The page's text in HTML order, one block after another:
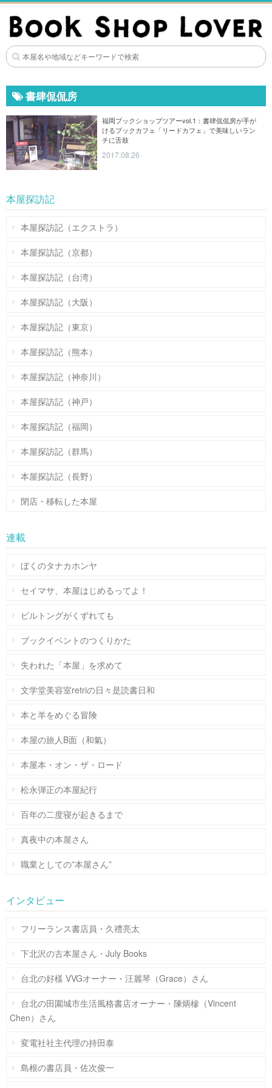
書肆侃侃房
福岡ブックショップツアーvol.1：書肆侃侃房が手が
けるブックカフェ「リードカフェ」で美味しいラン
チに舌鼓
2017.08.26
本屋探訪記
本屋探訪記（エクストラ）
本屋探訪記（京都）
本屋探訪記（台湾）
本屋探訪記（大阪）
本屋探訪記（東京）
本屋探訪記（熊本）
本屋探訪記（神奈川）
本屋探訪記（神戸）
本屋探訪記（福岡）
本屋探訪記（群馬）
本屋探訪記（長野）
閉店・移転した本屋
連載
ぼくのタナカホンヤ
セイマサ、本屋はじめるってよ！
ビルトングがくずれても
ブックイベントのつくりかた
失われた「本屋」を求めて
文学堂美容室retriの日々是読書日和
本と羊をめぐる冒険
本屋の旅人B面（和氣）
本屋本・オン・ザ・ロード
松永弾正の本屋紀行
百年の二度寝が起きるまで
真夜中の本屋さん
職業としての”本屋さん”
インタビュー
フリーランス書店員・久禮亮太
下北沢の古本屋さん・July Books
台北の好樣 VVGオーナー・汪麗琴（Grace）さん
台北の田園城市生活風格書店オーナー・陳炳槮（Vincent
Chen）さん
変電社社主代理の持田泰
島根の書店員・佐次俊一